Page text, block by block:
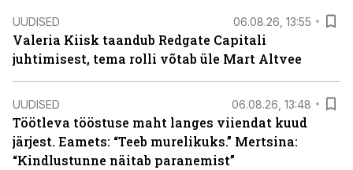
UUDISED 06.08.26, 13:55
Valeria Kiisk taandub Redgate Capitali
juhtimisest, tema rolli võtab üle Mart Altvee
UUDISED 06.08.26, 13:48
Töötleva tööstuse maht langes viiendat kuud
järjest. Eamets: “Teeb murelikuks.” Mertsina:
“Kindlustunne näitab paranemist”